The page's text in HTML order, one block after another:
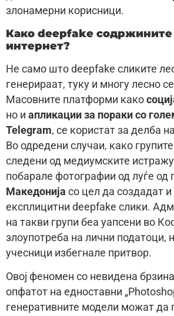
злонамерни корисници.
Како deepfake
интернет?
Не само што deepfake сликите
генерираат, туку и многу лесно
Масовните платформи како
но и апликации за пораки со
Telegram, се користат за делба
Во одредени случаи, како групите
следени од медиумските
побарале фотографии од луѓе од
Македонија со цел да создадат
експлицитни deepfake слики.
на такви групи беа уапсени во
злоупотреба на лични податоци,
учесници избегнале притвор.
Овој феномен со невидена
опфатот на едноставни
генеративните модели можат да